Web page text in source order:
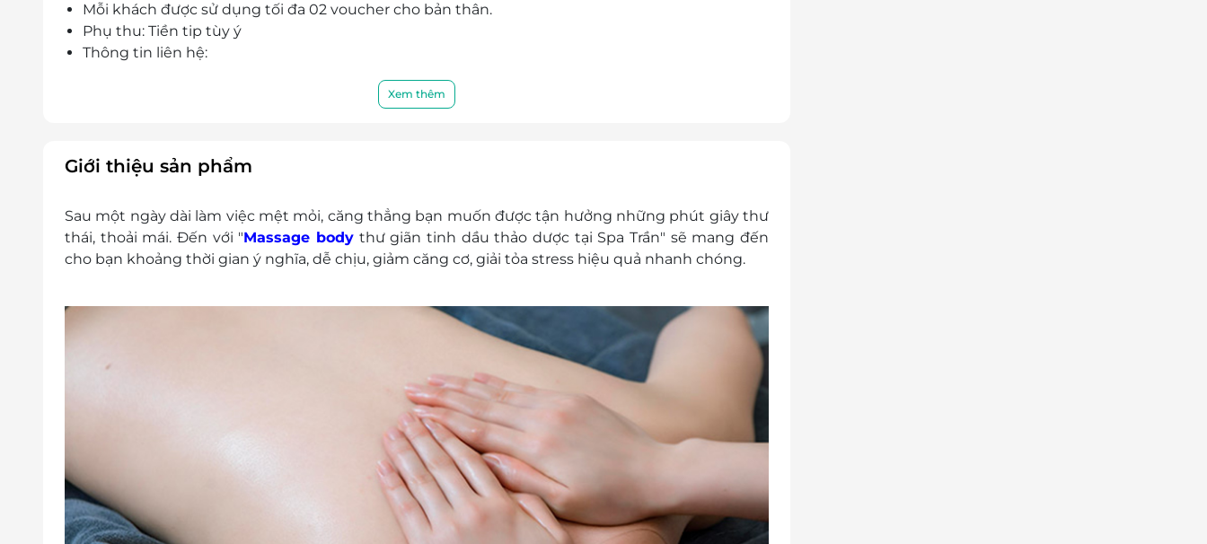
Mỗi khách được sử dụng tối đa 02 voucher cho bản thân.
Phụ thu: Tiền tip tùy ý
Thông tin liên hệ:
Không áp dụng đồng thời với chương trình khuyến mại khác.
Giá chưa bao gồm VAT. Khách hàng muốn lấy hóa đơn vui lòng liên hệ NCC.
Xem thêm
Giới thiệu sản phẩm
Sau một ngày dài làm việc mệt mỏi, căng thẳng bạn muốn được tận hưởng những phút giây thư
thái, thoải mái. Đến với "Massage body thư giãn tinh dầu thảo dược tại Spa Trần" sẽ mang đến
cho bạn khoảng thời gian ý nghĩa, dễ chịu, giảm căng cơ, giải tỏa stress hiệu quả nhanh chóng.